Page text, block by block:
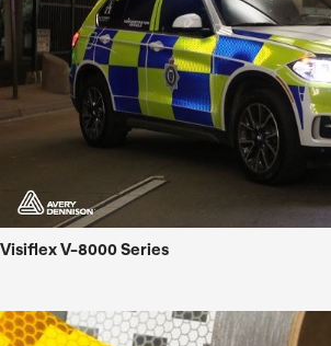
Visiflex V-8000 Series